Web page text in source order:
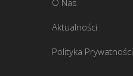
O Nas
Aktualności
Polityka Prywatności